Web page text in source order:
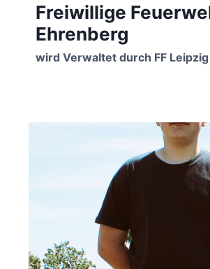
Freiwillige
Ehrenberg
wird Verwaltet durch FF